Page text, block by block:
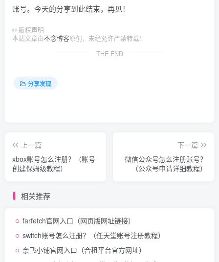
账号。今天的分享到此结束，再见！
© 版权声明
本站文章由不念博客原创，未经允许严禁转载！
THE END
分享发现
上一篇
xbox账号怎么注册？（账号
创建保姆级教程）
下一篇
微信公众号怎么注册账号？
（公众号申请详细教程）
相关推荐
farfetch官网入口（网页版网址链接）
switch账号怎么注册？（任天堂账号注册教程）
奈飞小铺官网入口（合租平台官方网址）